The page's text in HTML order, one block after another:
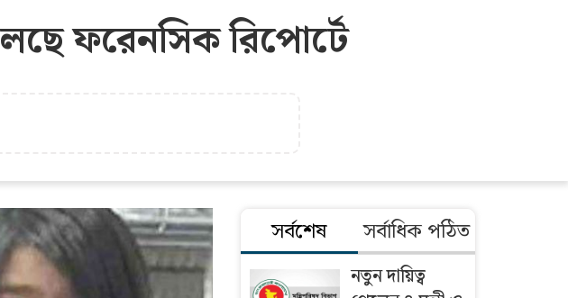
ফরেনসিক রিপোর্টে
সর্বশেষ সর্বাধিক পঠিত
নতুন দায়িত্ব